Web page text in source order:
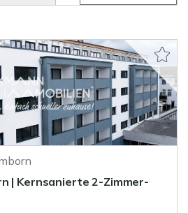
| Kernsanierte 2-Zimmer-